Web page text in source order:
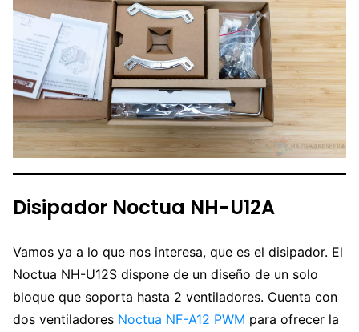
Disipador Noctua NH-U12A
Vamos ya a lo que nos interesa, que es el disipador. El
Noctua NH-U12S dispone de un diseño de un solo
bloque que soporta hasta 2 ventiladores. Cuenta con
dos ventiladores Noctua NF-A12 PWM para ofrecer la